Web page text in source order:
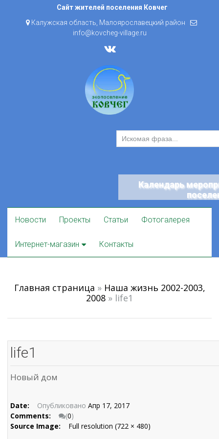
Skip
content
Сайт жителей поселения Ковчег
Калужская область, Малоярославецкий район
info@kovcheg-village.ru
Календарь
Новости Проекты Статьи Фотогалерея
Интернет-магазин Контакты
Главная страница » Наша жизнь 2002-2003,
2008 » life1
life1
Новый дом
Date: Опубликовано Апр 17, 2017
Comments:
(0)
Source Image:
Full resolution (722 × 480)